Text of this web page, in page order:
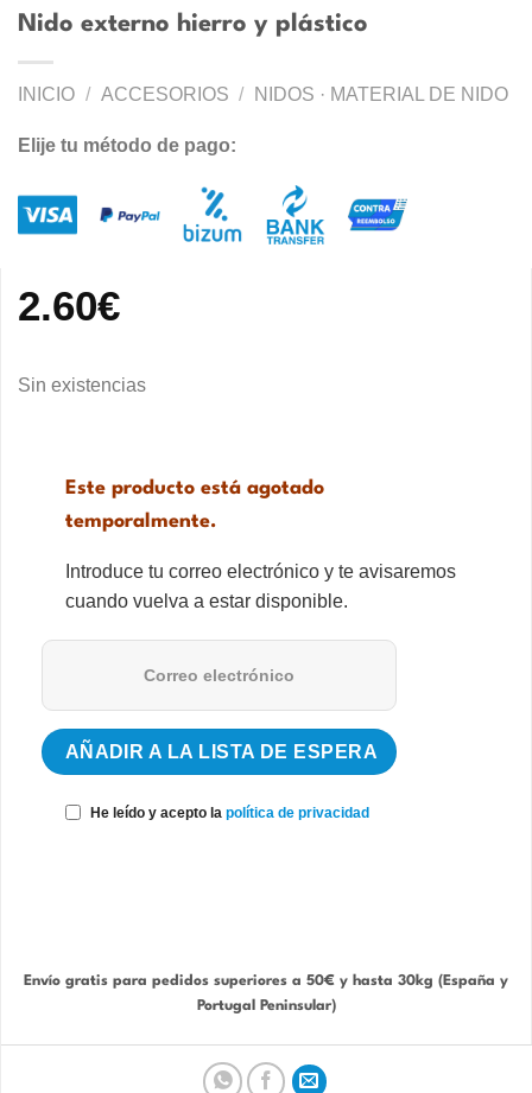
Nido externo hierro y plástico
INICIO / ACCESORIOS / NIDOS · MATERIAL DE NIDO
Elije tu método de pago:
2.60€
Sin existencias
Este producto está agotado
temporalmente.
Introduce tu correo electrónico y te avisaremos
cuando vuelva a estar disponible.
He leído y acepto la política de privacidad
Envío gratis para pedidos superiores a 50€ y hasta 30kg (España y
Portugal Peninsular)